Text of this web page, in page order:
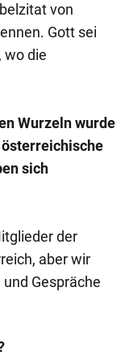
von
Gott sei
wo die
Wurzeln wurde
sich
der
aber wir
Gespräche